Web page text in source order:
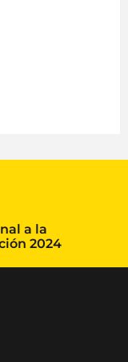
a la
2024